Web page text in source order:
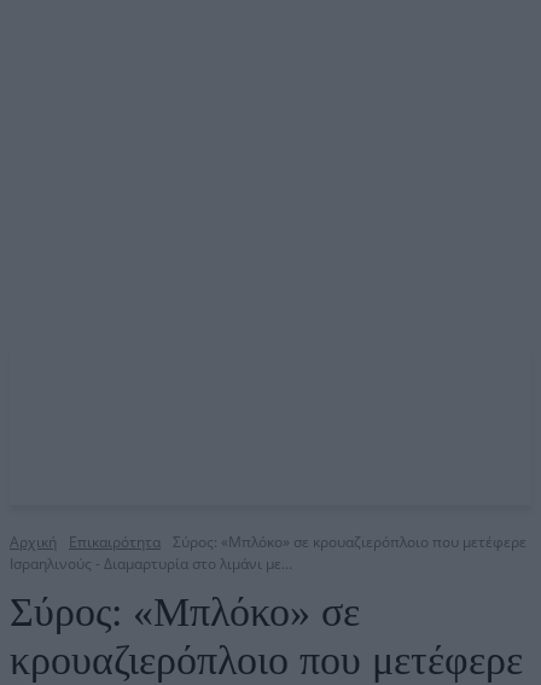
Αρχική Επικαιρότητα
Σύρος: «Μπλόκο» σε κρουαζιερόπλοιο που μετέφερε
Ισραηλινούς - Διαμαρτυρία στο λιμάνι με...
Σύρος: «Μπλόκο» σε
κρουαζιερόπλοιο που μετέφερε